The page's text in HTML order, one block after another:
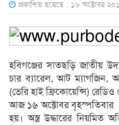
প্রকাশিত হয়েছে : ১৬ অক্টোবর
হবিগঞ্জের সাতছড়ি জাতীয়
চার ব্যারেল, আট ম্যাগজিন,
(ভেরি হাই ফ্রিকোয়েন্সি)
আজ ১৬ অক্টোবর বৃহস্পতিবার
হয়। অস্ত্র উদ্ধারের নিয়মিত